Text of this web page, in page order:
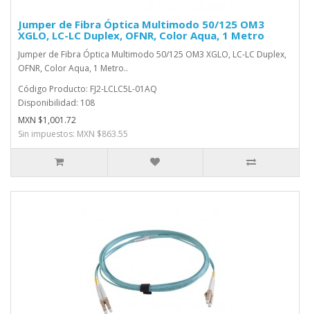
Jumper de Fibra Óptica Multimodo 50/125 OM3
XGLO, LC-LC Duplex, OFNR, Color Aqua, 1 Metro
Jumper de Fibra Óptica Multimodo 50/125 OM3 XGLO, LC-LC Duplex,
OFNR, Color Aqua, 1 Metro..
Código Producto: FJ2-LCLC5L-01AQ
Disponibilidad: 108
MXN $1,001.72
Sin impuestos: MXN $863.55